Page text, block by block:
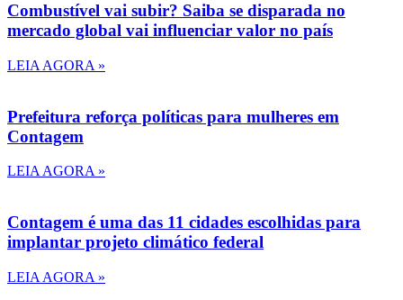
Combustível vai subir? Saiba se disparada no
mercado global vai influenciar valor no país
LEIA AGORA »
Prefeitura reforça políticas para mulheres em
Contagem
LEIA AGORA »
Contagem é uma das 11 cidades escolhidas para
implantar projeto climático federal
LEIA AGORA »